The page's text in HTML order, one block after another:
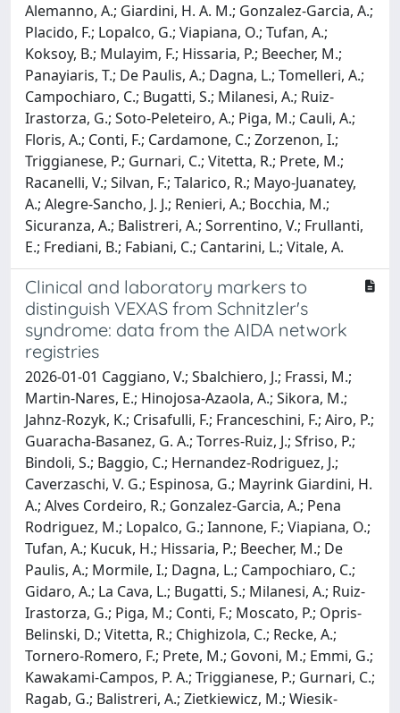
Alemanno, A.; Giardini, H. A. M.; Gonzalez-Garcia, A.;
Placido, F.; Lopalco, G.; Viapiana, O.; Tufan, A.;
Koksoy, B.; Mulayim, F.; Hissaria, P.; Beecher, M.;
Panayiaris, T.; De Paulis, A.; Dagna, L.; Tomelleri, A.;
Campochiaro, C.; Bugatti, S.; Milanesi, A.; Ruiz-
Irastorza, G.; Soto-Peleteiro, A.; Piga, M.; Cauli, A.;
Floris, A.; Conti, F.; Cardamone, C.; Zorzenon, I.;
Triggianese, P.; Gurnari, C.; Vitetta, R.; Prete, M.;
Racanelli, V.; Silvan, F.; Talarico, R.; Mayo-Juanatey,
A.; Alegre-Sancho, J. J.; Renieri, A.; Bocchia, M.;
Sicuranza, A.; Balistreri, A.; Sorrentino, V.; Frullanti,
E.; Frediani, B.; Fabiani, C.; Cantarini, L.; Vitale, A.
Clinical and laboratory markers to
distinguish VEXAS from Schnitzler's
syndrome: data from the AIDA network
registries
2026-01-01 Caggiano, V.; Sbalchiero, J.; Frassi, M.;
Martin-Nares, E.; Hinojosa-Azaola, A.; Sikora, M.;
Jahnz-Rozyk, K.; Crisafulli, F.; Franceschini, F.; Airo, P.;
Guaracha-Basanez, G. A.; Torres-Ruiz, J.; Sfriso, P.;
Bindoli, S.; Baggio, C.; Hernandez-Rodriguez, J.;
Caverzaschi, V. G.; Espinosa, G.; Mayrink Giardini, H.
A.; Alves Cordeiro, R.; Gonzalez-Garcia, A.; Pena
Rodriguez, M.; Lopalco, G.; Iannone, F.; Viapiana, O.;
Tufan, A.; Kucuk, H.; Hissaria, P.; Beecher, M.; De
Paulis, A.; Mormile, I.; Dagna, L.; Campochiaro, C.;
Gidaro, A.; La Cava, L.; Bugatti, S.; Milanesi, A.; Ruiz-
Irastorza, G.; Piga, M.; Conti, F.; Moscato, P.; Opris-
Belinski, D.; Vitetta, R.; Chighizola, C.; Recke, A.;
Tornero-Romero, F.; Prete, M.; Govoni, M.; Emmi, G.;
Kawakami-Campos, P. A.; Triggianese, P.; Gurnari, C.;
Ragab, G.; Balistreri, A.; Zietkiewicz, M.; Wiesik-